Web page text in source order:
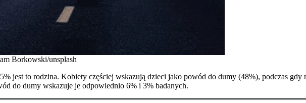
Borkowski/unsplash
jest to rodzina. Kobiety częściej wskazują dzieci jako powód do dumy (48%), podczas gdy
do dumy wskazuje je odpowiednio 6% i 3% badanych.